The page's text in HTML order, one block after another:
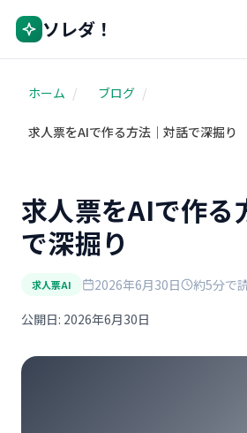
ソレダ！
ホーム / ブログ /
求人票をAIで作る方法｜対話で深掘り
求人票をAIで作る
で深掘り
求人票AI 2026年6月30日
約5分で
公開日: 2026年6月30日